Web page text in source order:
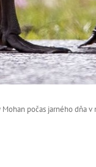
počas jarného dňa